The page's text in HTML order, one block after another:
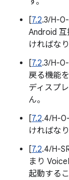
[7.2.3/H-
Android
ければな
[7.2.3/H-
戻る機能
ディスプ
ん。
[7.2.4/H-
ければな
[7.2.4/H-
まり
起動する